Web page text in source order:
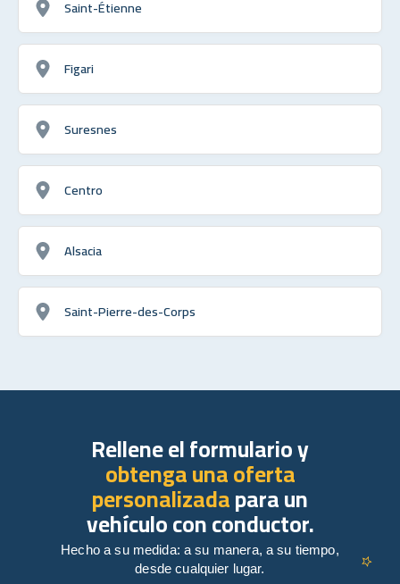
Saint-Étienne
Figari
Suresnes
Centro
Alsacia
Saint-Pierre-des-Corps
Rellene el formulario y
obtenga una oferta
personalizadapara un
vehículo con conductor.
Hecho a su medida: a su manera, a su tiempo,
desde cualquier lugar.